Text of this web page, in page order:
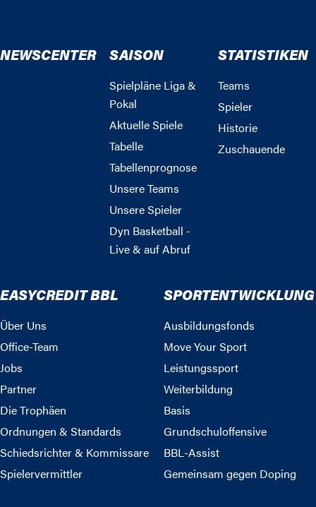
NEWSCENTER SAISON
Spielpläne Liga &
Pokal
Aktuelle Spiele
Tabelle
Tabellenprognose
Unsere Teams
Unsere Spieler
Dyn Basketball -
Live & auf Abruf
STATISTIKEN
Teams
Spieler
Historie
Zuschauende
EASYCREDIT BBL
Über Uns
Office-Team
Jobs
Partner
Die Trophäen
Ordnungen & Standards
Schiedsrichter & Kommissare
Spielervermittler
SPORTENTWICKLUNG
Ausbildungsfonds
Move Your Sport
Leistungssport
Weiterbildung
Basis
Grundschuloffensive
BBL-Assist
Gemeinsam gegen Doping